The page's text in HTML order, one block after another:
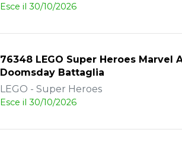
Esce il 30/10/2026
76348 LEGO Super Heroes Marvel
Doomsday Battaglia
LEGO - Super Heroes
Esce il 30/10/2026